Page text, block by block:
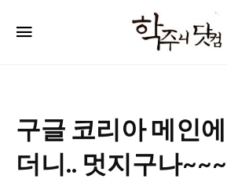
주
컴
구글 코리아 메인
더니.. 멋지구나~~~